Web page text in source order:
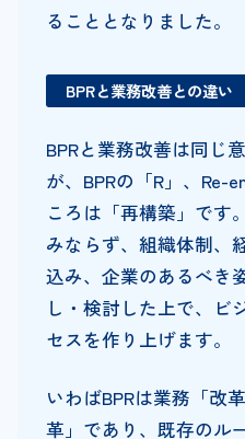
ることとなりました。
BPRと業務改善との違い
BPRと業務改善は同じ
が、BPRの「R」、Re-
ころは「再構築」です
みならず、組織体制、
込み、企業のあるべき
し・検討した上で、ビ
セスを作り上げます。
いわばBPRは業務「改
革」であり、既存のル